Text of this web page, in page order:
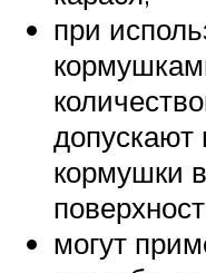
при
допускают
кормушки
могут